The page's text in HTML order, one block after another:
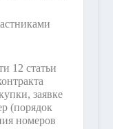
12 статьи
заявке
(порядок
номеров